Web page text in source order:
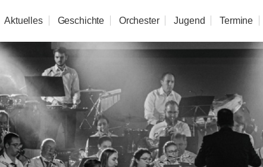
Aktuelles Geschichte Orchester Jugend Termine